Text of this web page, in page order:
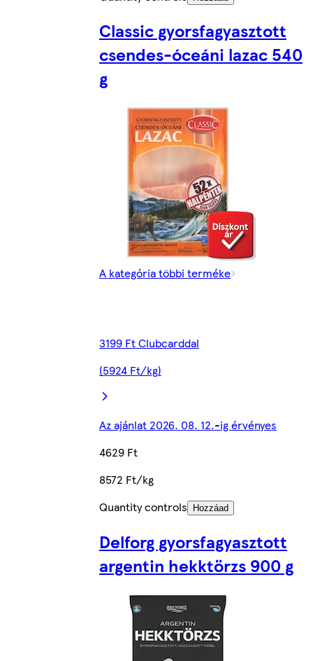
Classic gyorsfagyasztott
csendes-óceáni lazac 540
g
A kategória többi terméke
3199 Ft Clubcarddal
(5924 Ft/kg)
Az ajánlat 2026. 08. 12.-ig érvényes
4629 Ft
8572 Ft/kg
Quantity controls
Hozzáad
Delforg gyorsfagyasztott
argentin hekktörzs 900 g